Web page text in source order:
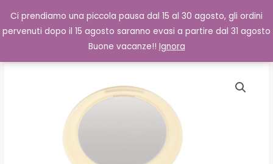
Ci prendiamo una piccola pausa dal 15 al 30 agosto, gli ordini
pervenuti dopo il 15 agosto saranno evasi a partire dal 31 agosto
Buone vacanze!! Ignora
contenuto
0,00€ Cerca